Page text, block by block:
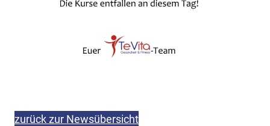
zurück zur Newsübersicht